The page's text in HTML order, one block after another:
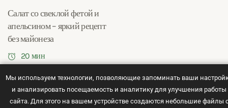
Салат со свеклой фетой и
апельсином – яркий рецепт
без майонеза
20 мин
Мы используем технологии, позволяющие запоминать ваши
и анализировать посещаемость и аналитику для улучшения работы
сайта. Для этого на вашем устройстве создаются небольшие файлы